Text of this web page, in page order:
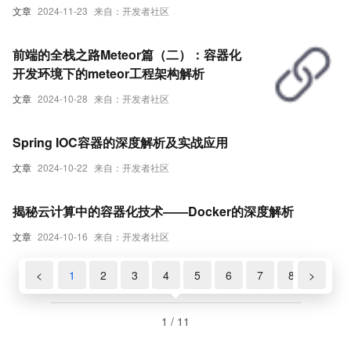
文章 2024-11-23 来自：开发者社区
文章 2024-10-28 来自：开发者社区
前端的全栈之路Meteor篇（二）：容器化
开发环境下的meteor工程架构解析
文章 2024-10-22 来自：开发者社区
Spring IOC容器的深度解析及实战应用
文章 2024-10-16 来自：开发者社区
揭秘云计算中的容器化技术——Docker的深度解析
< 1 2 3 4 5 6 7 8 >
1 / 11